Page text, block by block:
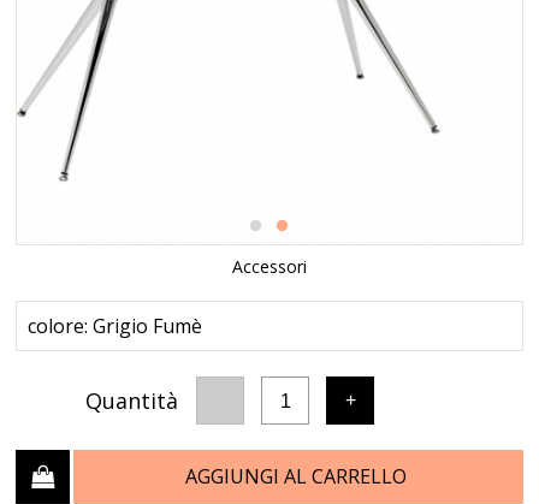
Accessori
colore: Grigio Fumè
Quantità 1 +
AGGIUNGI AL CARRELLO